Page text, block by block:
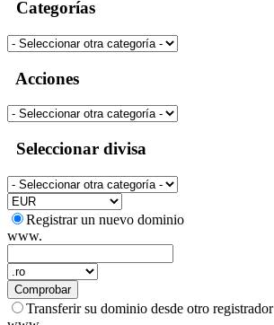
Categorías
Acciones
Seleccionar divisa
Registrar un nuevo dominio
www.
Comprobar
Transferir su dominio desde otro registrador